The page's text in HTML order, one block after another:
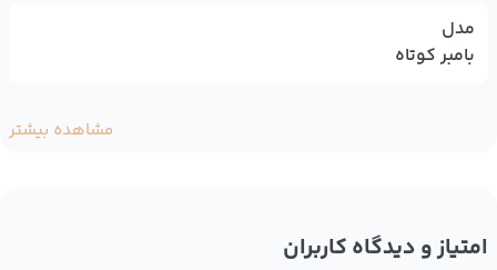
مدل
بامبر کوتاه
مشاهده بیشتر
امتیاز و دیدگاه کاربران